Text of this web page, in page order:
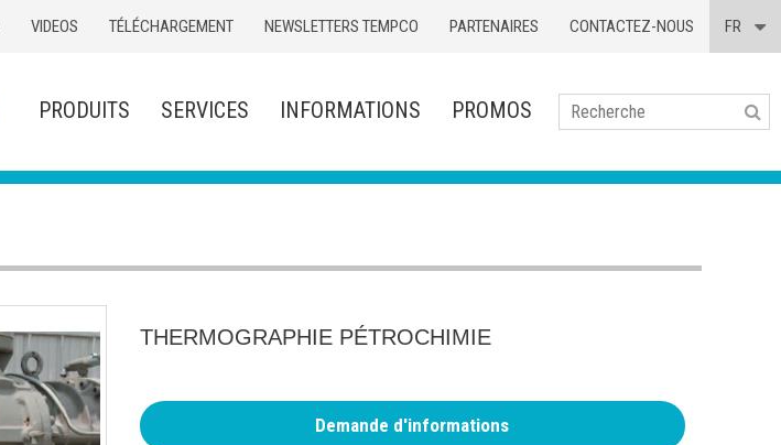
VIDEOS TÉLÉCHARGEMENT NEWSLETTERS TEMPCO PARTENAIRES FR
CONTACTEZ-NOUS
PRODUITS SERVICES INFORMATIONS PROMOS
THERMOGRAPHIE PÉTROCHIMIE
Demande d'informations